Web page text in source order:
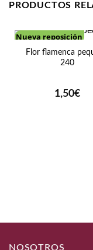
PRODUCTOS
Nueva reposición
Flor flamenca
240
1,50€
NOSOTROS